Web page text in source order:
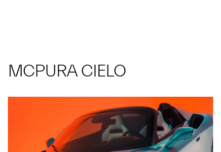
MCPURA CIELO